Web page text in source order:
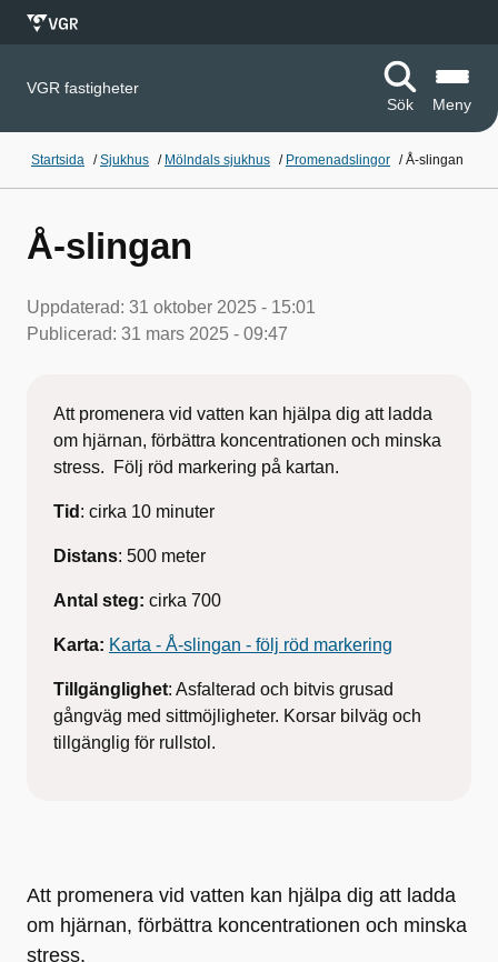
VGR fastigheter
Sök
Meny
Startsida /Sjukhus / Mölndals sjukhus / Promenadslingor /Å-slingan
Å-slingan
Uppdaterad: 31 oktober 2025 - 15:01
Publicerad: 31 mars 2025 - 09:47
Att promenera vid vatten kan hjälpa dig att ladda
om hjärnan, förbättra koncentrationen och minska
stress. Följ röd markering på kartan.
Tid : cirka 10 minuter
Distans: 500 meter
Antal steg: cirka 700
Karta: Karta - Å-slingan - följ röd markering
Tillgänglighet: Asfalterad och bitvis grusad
gångväg med sittmöjligheter. Korsar bilväg och
tillgänglig för rullstol.
Att promenera vid vatten kan hjälpa dig att ladda
om hjärnan, förbättra koncentrationen och minska
stress.